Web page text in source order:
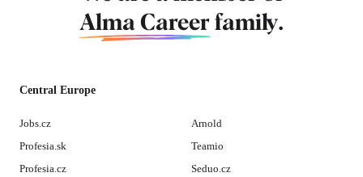
Alma Career family.
Central Europe
Jobs.cz
Profesia.sk
Profesia.cz
Arnold
Teamio
Seduo.cz